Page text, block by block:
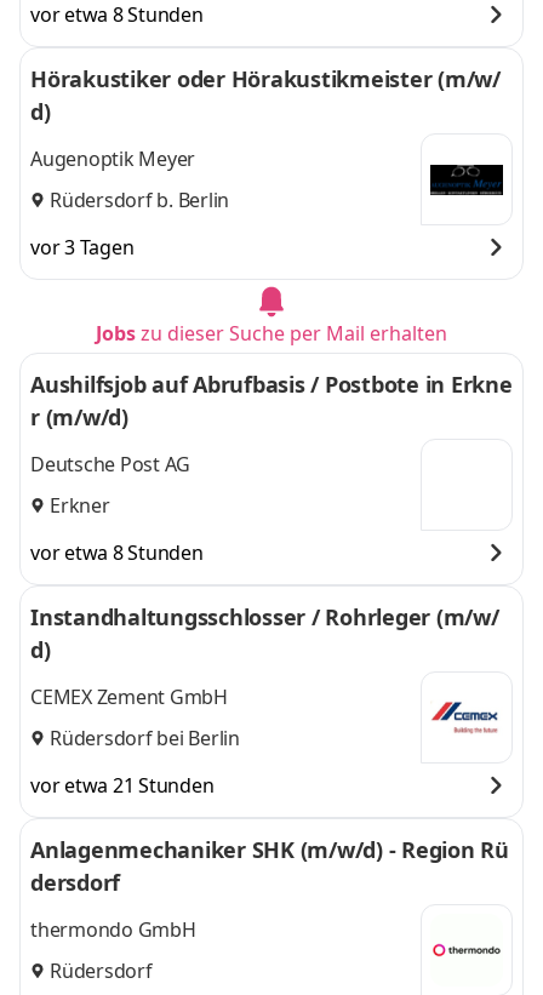
vor etwa 8 Stunden
Hörakustiker oder Hörakustikmeister (m/w/
d)
Augenoptik Meyer
Rüdersdorf b. Berlin
vor 3 Tagen
Jobszu dieser Suche per Mail erhalten
Aushilfsjob auf Abrufbasis / Postbote in Erkne
r (m/w/d)
Deutsche Post AG
Erkner
vor etwa 8 Stunden
Instandhaltungsschlosser / Rohrleger (m/w/
d)
CEMEX Zement GmbH
Rüdersdorf bei Berlin
vor etwa 21 Stunden
Anlagenmechaniker SHK (m/w/d) - Region Rü
dersdorf
thermondo GmbH
Rüdersdorf